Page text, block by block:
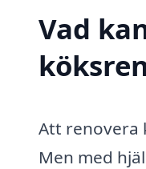
Vad
Att renovera
Men med